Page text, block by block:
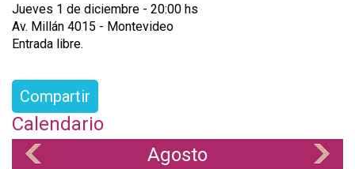
Jueves 1 de diciembre - 20:00 hs
Av. Millán 4015 - Montevideo
Entrada libre.
Compartir
Calendario
Agosto